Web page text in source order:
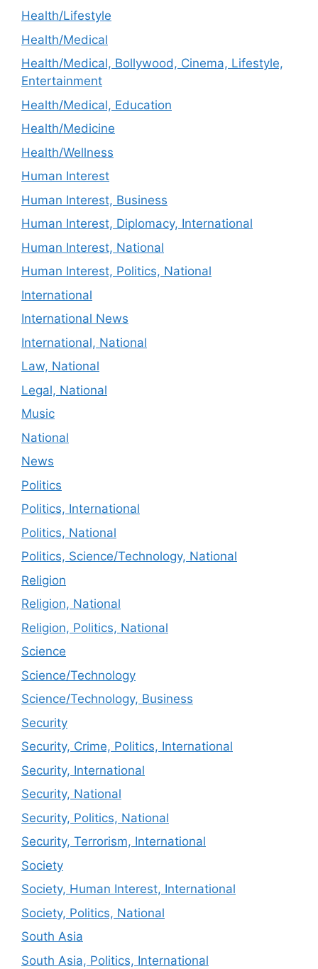
Health/Lifestyle
Health/Medical
Health/Medical, Bollywood, Cinema, Lifestyle,
Entertainment
Health/Medical, Education
Health/Medicine
Health/Wellness
Human Interest
Human Interest, Business
Human Interest, Diplomacy, International
Human Interest, National
Human Interest, Politics, National
International
International News
International, National
Law, National
Legal, National
Music
National
News
Politics
Politics, International
Politics, National
Politics, Science/Technology, National
Religion
Religion, National
Religion, Politics, National
Science
Science/Technology
Science/Technology, Business
Security
Security, Crime, Politics, International
Security, International
Security, National
Security, Politics, National
Security, Terrorism, International
Society
Society, Human Interest, International
Society, Politics, National
South Asia
South Asia, Politics, International